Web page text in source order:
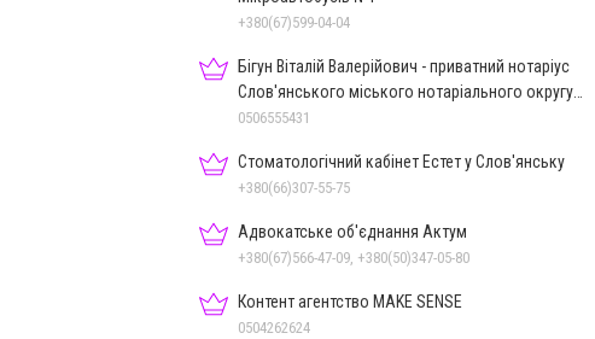
+380(67)599-04-04
Бігун Віталій Валерійович - приватний нотаріус
Слов'янського міського нотаріального округу
Дон.обл.
0506555431
Стоматологічний кабінет Естет у Слов'янську
+380(66)307-55-75
Адвокатське об'єднання Актум
+380(67)566-47-09, +380(50)347-05-80
Контент агентство MAKE SENSE
0504262624